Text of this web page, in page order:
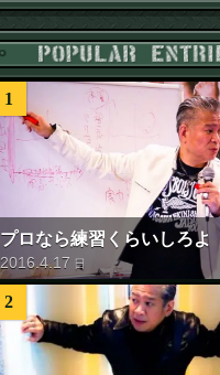
1
プロなら練習くらいしろよ
2016 .4.17 日
2